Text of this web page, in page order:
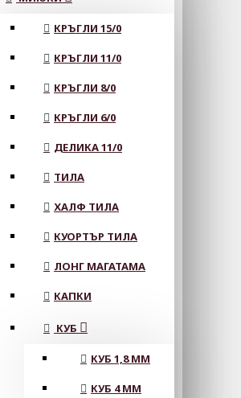
КРЪГЛИ 15/0
КРЪГЛИ 11/0
КРЪГЛИ 8/0
КРЪГЛИ 6/0
ДЕЛИКА 11/0
ТИЛА
ХАЛФ ТИЛА
КУОРТЪР ТИЛА
ЛОНГ МАГАТАМА
КАПКИ
КУБ
КУБ 1,8 ММ
КУБ 4 ММ